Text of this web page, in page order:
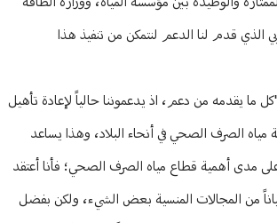
الذي قدم لنا الدعم لنتمكن من تنفيذ هذا
ما يقدمه من دعم، اذ يدعموننا حالياً لإعادة تأهيل
مياه الصرف الصحي في أنحاء البلاد، وهذا يساعد
مدى أهمية قطاع مياه الصرف الصحي؛ فأنا أعتقد
من المجالات المنسية بعض الشيء، ولكن بفضل